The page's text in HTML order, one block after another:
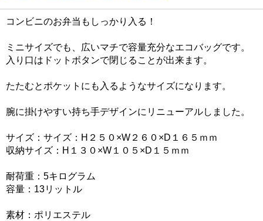
コンビニのお弁当もしっかり入る！
ミニサイズでも、広いマチで容量充分なエコバッグです。
入り口はドットボタンで閉じることが出来ます。
たたむとポケットにも入るようなサイズになります。
腕に掛けやすい持ち手デザインにリニューアルしました。
サイズ：サイズ：H２５０×W２６０×D１６５ｍｍ
収納サイズ：H１３０×W１０５×D１５ｍｍ
耐荷重：5キログラム
容量：13リットル
素材：ポリエステル